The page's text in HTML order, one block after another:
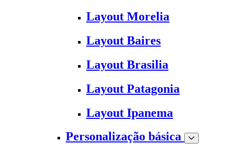
Layout Morelia
Layout Baires
Layout Brasilia
Layout Patagonia
Layout Ipanema
Personalização básica